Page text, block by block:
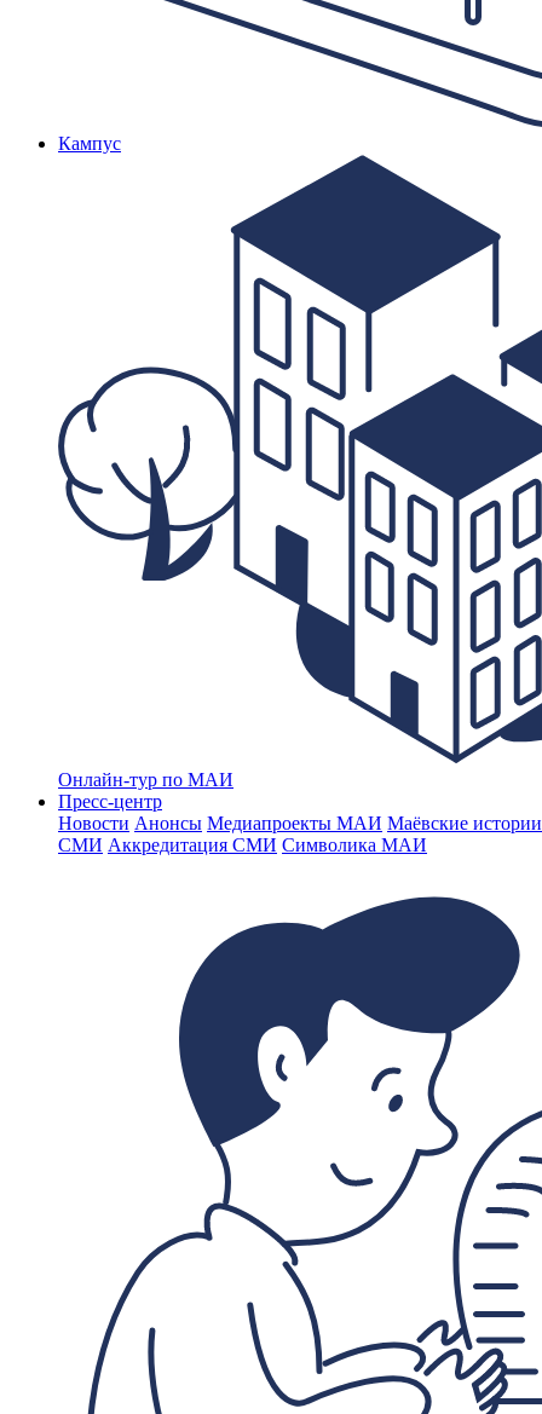
Кампус
Онлайн-тур по МАИ
Пресс-центр
Новости Анонсы Медиапроекты МАИ Маёвские
СМИ Аккредитация СМИ Символика МАИ